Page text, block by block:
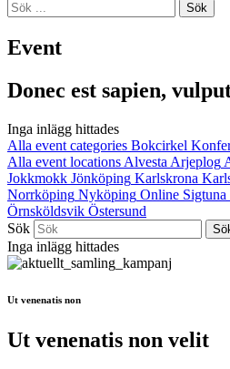
Sök
Event
Donec est sapien,
Inga inlägg hittades
Alla event categories Bokcirkel
Alla event locations Alvesta Arjeplog
Jokkmokk Jönköping Karlskrona
Norrköping Nyköping Online Sigtuna
Örnsköldsvik Östersund
Sök
Inga inlägg hittades
Ut venenatis non
Ut venenatis non velit